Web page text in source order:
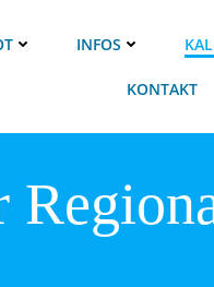
INFOS
KONTAKT